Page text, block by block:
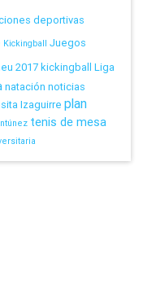
deportivas
Juegos
2017kickingball Liga
natación noticias
Izaguirre plan
tenis de mesa